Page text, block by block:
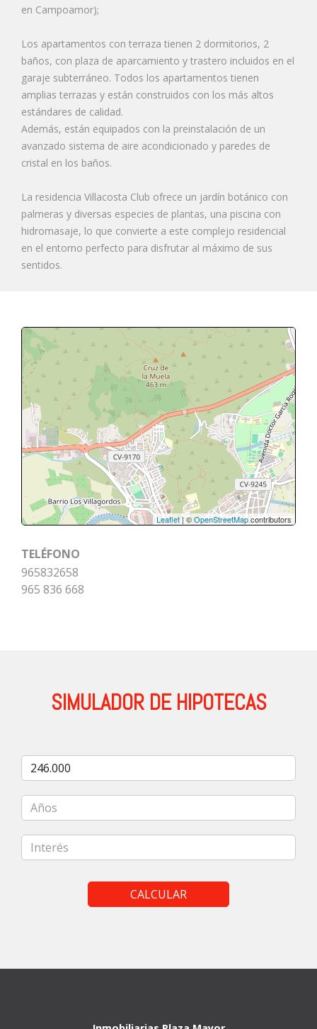
en Campoamor);
Los apartamentos con terraza tienen 2 dormitorios, 2
baños, con plaza de aparcamiento y trastero incluidos en el
garaje subterráneo. Todos los apartamentos tienen
amplias terrazas y están construidos con los más altos
estándares de calidad.
Además, están equipados con la preinstalación de un
avanzado sistema de aire acondicionado y paredes de
cristal en los baños.
La residencia Villacosta Club ofrece un jardín botánico con
palmeras y diversas especies de plantas, una piscina con
hidromasaje, lo que convierte a este complejo residencial
en el entorno perfecto para disfrutar al máximo de sus
sentidos.
Leaflet| ©OpenStreetMapcontributors
TELÉFONO
965832658
965 836 668
SIMULADOR DE HIPOTECAS
CALCULAR